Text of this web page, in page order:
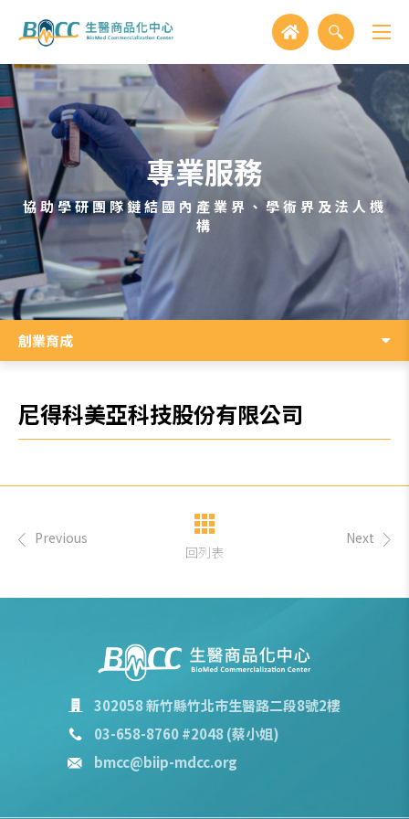
專業服務
協助學研團隊鏈結國內產業界、學術界及法人機
構
創業育成
尼得科美亞科技股份有限公司
Previous
回列表
Next
302058 新竹縣竹北市生醫路二段8號2樓
03-658-8760 #2048 (蔡小姐)
bmcc@biip-mdcc.org